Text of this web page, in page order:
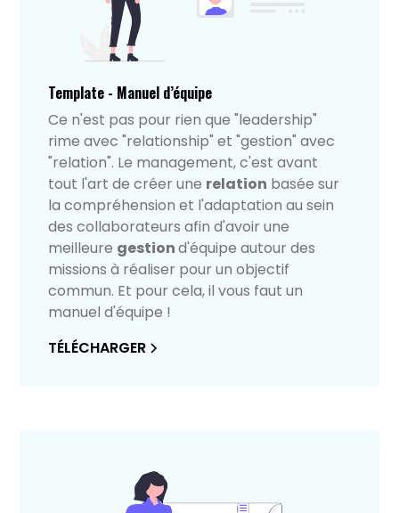
Template - Manuel d’équipe
Ce n'est pas pour rien que "leadership"
rime avec "relationship" et "gestion" avec
"relation". Le management, c'est avant
tout l'art de créer une relation basée sur
la compréhension et l'adaptation au sein
des collaborateurs afin d'avoir une
meilleure gestiond'équipe autour des
missions à réaliser pour un objectif
commun. Et pour cela, il vous faut un
manuel d'équipe !
TÉLÉCHARGER